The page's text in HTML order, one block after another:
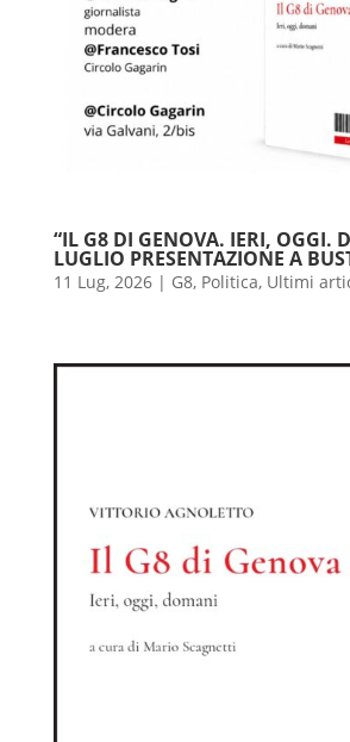
“IL G8 DI GENOVA. IERI, OGGI.
LUGLIO PRESENTAZIONE A
11 Lug, 2026| G8, Politica, Ultimi